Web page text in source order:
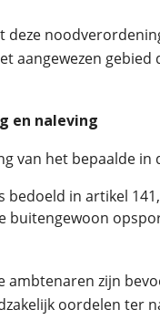
deze
aangewezen gebied
en naleving
van het bepaalde in
bedoeld in artikel
buitengewoon
ambtenaren zijn
oordelen ter